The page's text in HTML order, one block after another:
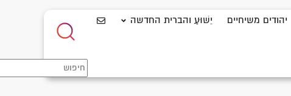
יהודים משיחיים יֵשׁוּעַ והברית החדשה